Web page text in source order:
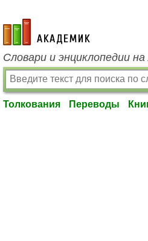
academic.ru
Словари и энциклопедии
Толкования Переводы